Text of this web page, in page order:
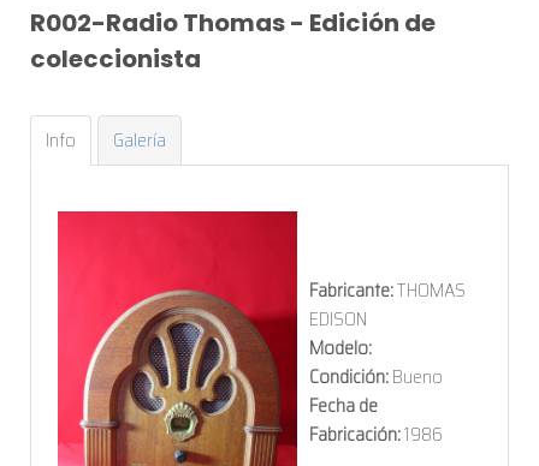
R002-RadioThomas- Edición de
coleccionista
Info Galería
Fabricante:THOMAS
EDISON
Modelo:
Condición:Bueno
Fecha de
Fabricación:1986